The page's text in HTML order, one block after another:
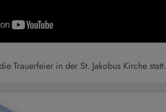
Trauerfeier in der St. Jakobus Kirche statt.